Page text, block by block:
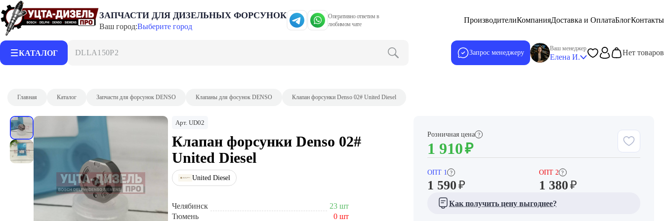
ЗАПЧАСТИ ДЛЯ ДИЗЕЛЬНЫХ ФОРСУНОК
Ваш город:Выберите город
Оперативно ответим в
любимом чате
ПроизводителиКомпанияДоставка и ОплатаБлогКонтакты
КАТАЛОГ DLLA150P2153 Запрос менеджеру
Ваш менеджер
Елена И.
Нет товаров
Главная Каталог Запчасти для форсунок DENSO Клапаны для фосунок DENSO Клапан форсунки Denso 02# United Diesel
Розничная цена ?
1 910₽
ОПТ 1 ?
1 590₽
ОПТ 2 ?
1 380₽
Как получить цену выгоднее?
Арт. UD02
Клапан форсунки Denso 02#
United Diesel
United Diesel
Челябинск
23 шт
Тюмень
0 шт